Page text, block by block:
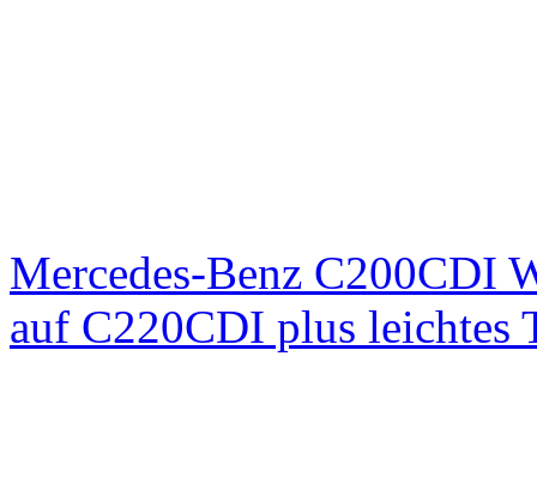
Mercedes-Benz C200CDI
auf C220CDI plus